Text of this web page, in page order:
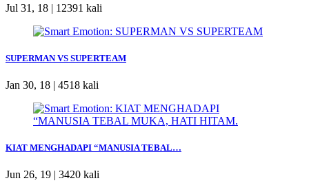
Jul 31, 18 | 12391 kali
SUPERMAN VS SUPERTEAM
Jan 30, 18 | 4518 kali
KIAT MENGHADAPI “MANUSIA TEBAL…
Jun 26, 19 | 3420 kali